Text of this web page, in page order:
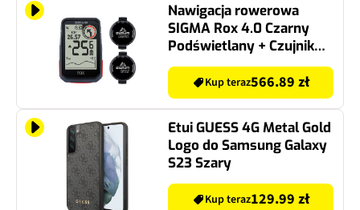
Nawigacja rowerowa
SIGMA Rox 4.0 Czarny
Podświetlany + Czujnik
kadencji SIGMA Duo +
Czujnik prędkości SIGMA
Duo
Kup teraz566.89 zł
Etui GUESS 4G Metal Gold
Logo do Samsung Galaxy
S23 Szary
Kup teraz129.99 zł